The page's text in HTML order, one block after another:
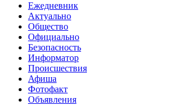
Ежедневник
Актуально
Общество
Официально
Безопасность
Информатор
Происшествия
Афиша
Фотофакт
Объявления